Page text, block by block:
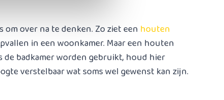
om over na te denken. Zo ziet een houten
in een woonkamer. Maar een houten
badkamer worden gebruikt, houd hier
verstelbaar wat soms wel gewenst kan zijn.